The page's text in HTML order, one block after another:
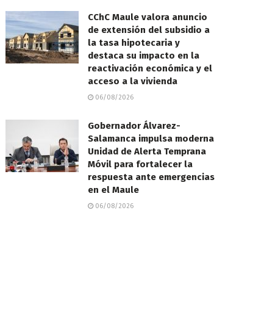
CChC Maule valora anuncio
de extensión del subsidio a
la tasa hipotecaria y
destaca su impacto en la
reactivación económica y el
acceso a la vivienda
06/08/2026
Gobernador Álvarez-
Salamanca impulsa moderna
Unidad de Alerta Temprana
Móvil para fortalecer la
respuesta ante emergencias
en el Maule
06/08/2026